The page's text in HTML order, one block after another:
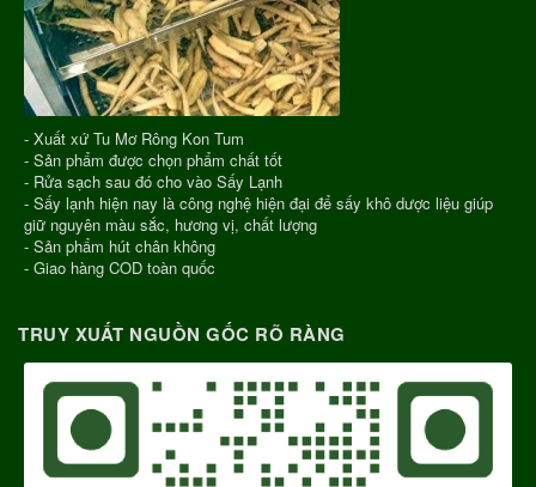
- Xuất xứ Tu Mơ Rông Kon Tum
- Sản phẩm được chọn phẩm chất tốt
- Rửa sạch sau đó cho vào Sấy Lạnh
- Sấy lạnh hiện nay là công nghệ hiện đại để sấy khô dược liệu giúp
giữ nguyên màu sắc, hương vị, chất lượng
- Sản phẩm hút chân không
- Giao hàng COD toàn quốc
TRUY XUẤT NGUỒN GỐC RÕ RÀNG